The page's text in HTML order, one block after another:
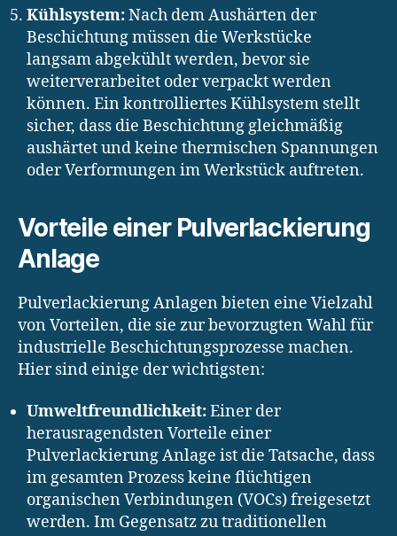
Kühlsystem:Nach dem Aushärten der
Beschichtung müssen die Werkstücke
langsam abgekühlt werden, bevor sie
weiterverarbeitet oder verpackt werden
können. Ein kontrolliertes Kühlsystem stellt
sicher, dass die Beschichtung gleichmäßig
aushärtet und keine thermischen Spannungen
oder Verformungen im Werkstück auftreten.
Vorteile einer Pulverlackierung
Anlage
Pulverlackierung Anlagen bieten eine Vielzahl
von Vorteilen, die sie zur bevorzugten Wahl für
industrielle Beschichtungsprozesse machen.
Hier sind einige der wichtigsten:
Umweltfreundlichkeit:Einer der
herausragendsten Vorteile einer
Pulverlackierung Anlage ist die Tatsache, dass
im gesamten Prozess keine flüchtigen
organischen Verbindungen (VOCs) freigesetzt
werden. Im Gegensatz zu traditionellen